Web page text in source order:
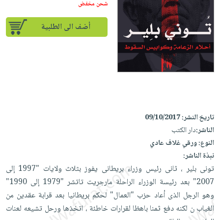
إختياراتنا
كتب
أكاديمية
صندوق
القراءة
iKitab
بلا
حدود
أسئلة
يتكرر
iKitab
على
Android
تحميل
iKitab
على
Apple
أسئلة
يتكرر
طرحها
تحميل
masmu3
على
masmu3
على
Apple
المواضيع
الأكثر
مبيعاً
وسائل
تعليمية
جوائز
تعليمية
الصحة
والعناية
الشخصية
جديد
أجهزة
العناية
الشخصية
العناية
وتصفيف
الشعر
العناية
بالجسم
المطبخ
والسفرة
الكل
أواني
الطهي
أدوات
متجر
الهدايا
أقسام
شحن مخفض
أضف الى الطلبية
تاريخ النشر:09/10/2017
الناشر:دار الكتب
النوع:ورقي غلاف عادي
نبذة الناشر:
تونى بلير ، ثانى رئيس وزراء بريطانى يفوز بثلاث ولايات "1997 إلى
2007" بعد رئيسة الوزراء الراحلة مارجريت تاتشر "1979 إلى 1990"
وهو الرجل الذى أعاد حزب "العمال" لحكم بريطانيا بعد قرابة عقدين من
الغياب ن لكنه دفع ثمنا باهظا لقرارات خاطئة ، اتخذها ورحل تشيعه لعنات